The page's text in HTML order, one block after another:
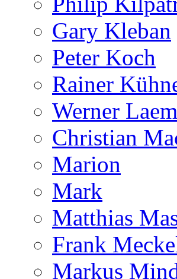
Gary Kleban
Peter Koch
Rainer
Werner
Christian
Marion
Mark
Matthias
Frank
Markus